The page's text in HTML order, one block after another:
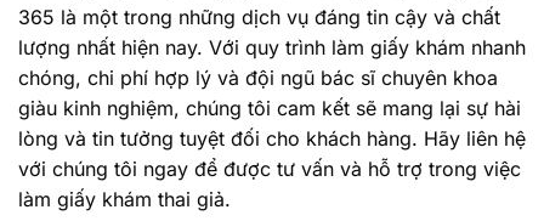
365 là một trong những dịch vụ đáng tin cậy và chất
lượng nhất hiện nay. Với quy trình làm giấy khám nhanh
chóng, chi phí hợp lý và đội ngũ bác sĩ chuyên khoa
giàu kinh nghiệm, chúng tôi cam kết sẽ mang lại sự hài
lòng và tin tưởng tuyệt đối cho khách hàng. Hãy liên hệ
với chúng tôi ngay để được tư vấn và hỗ trợ trong việc
làm giấy khám thai giả.